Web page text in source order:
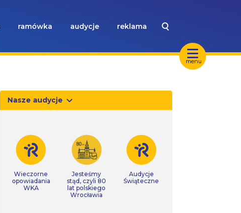
menu
ramówka audycje reklama
Nasze audycje
Wieczorne
opowiadania
WKA
Jesteśmy
stąd, czyli 80
lat polskiego
Wrocławia
Audycje
Świąteczne